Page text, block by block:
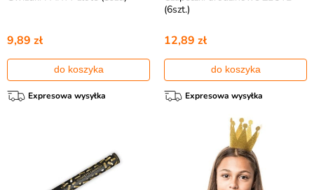
9,89 zł
do koszyka
Expresowa wysyłka
(6szt.)
12,89 zł
do koszyka
Expresowa wysyłka